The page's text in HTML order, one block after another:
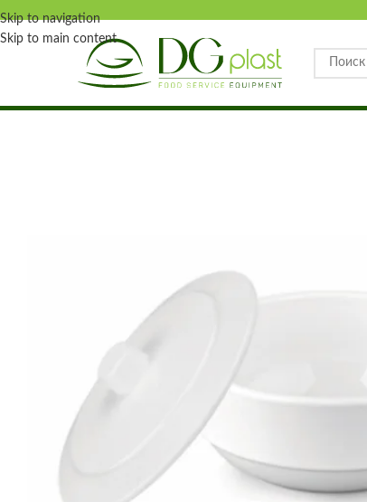
Skip to navigation
Skip to main content